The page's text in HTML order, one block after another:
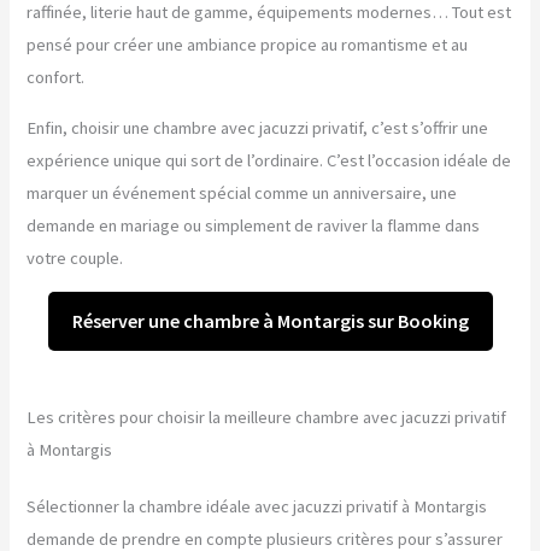
raffinée, literie haut de gamme, équipements modernes… Tout est
pensé pour créer une ambiance propice au romantisme et au
confort.
Enfin, choisir une chambre avec jacuzzi privatif, c’est s’offrir une
expérience unique qui sort de l’ordinaire. C’est l’occasion idéale de
marquer un événement spécial comme un anniversaire, une
demande en mariage ou simplement de raviver la flamme dans
votre couple.
Réserver une chambre à Montargis sur Booking
Les critères pour choisir la meilleure chambre avec jacuzzi privatif
à Montargis
Sélectionner la chambre idéale avec jacuzzi privatif à Montargis
demande de prendre en compte plusieurs critères pour s’assurer